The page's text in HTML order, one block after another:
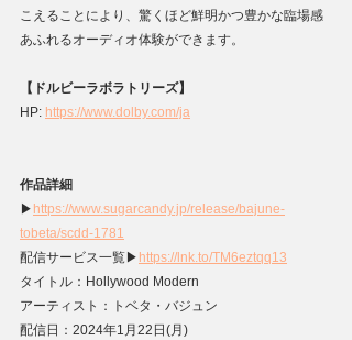
こえることにより、驚くほど鮮明かつ豊かな臨場感
あふれるオーディオ体験ができます。
【ドルビーラボラトリーズ】
HP: https://www.dolby.com/ja
作品詳細
▶ https://www.sugarcandy.jp/release/bajune-
tobeta/scdd-1781
配信サービス⼀覧▶ https://lnk.to/TM6eztqq13
タイトル：Hollywood Modern
アーティスト：トベタ・バジュン
配信日：2024年1月22日(月)